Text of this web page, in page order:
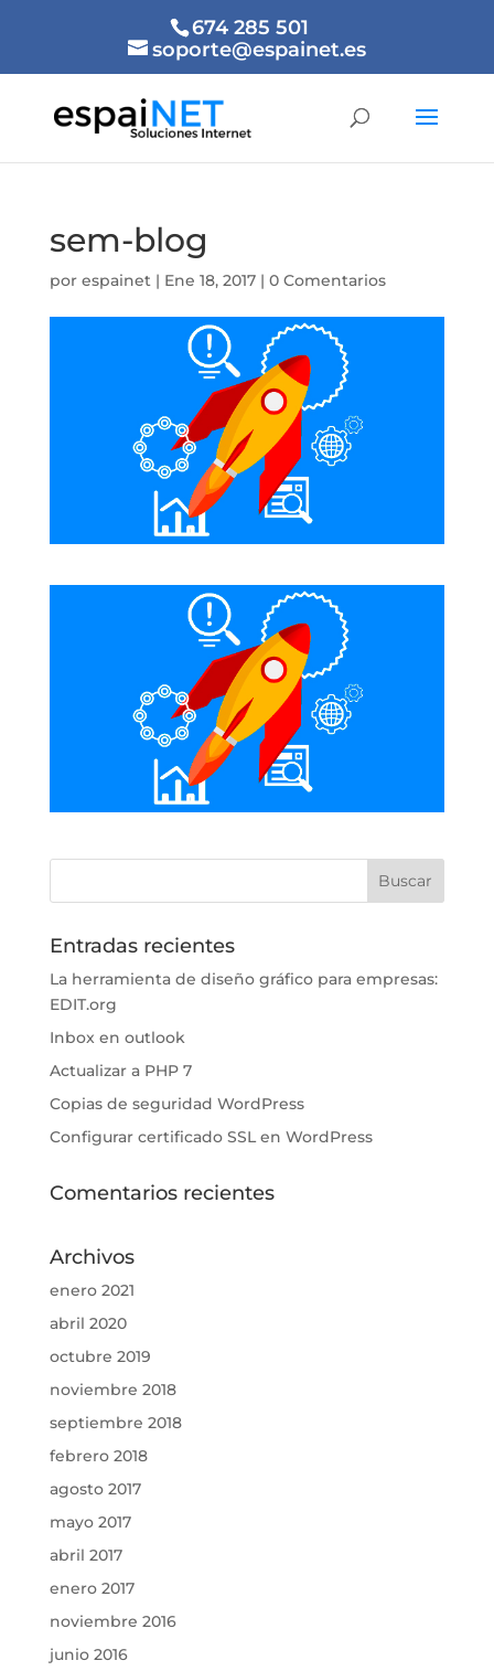
674 285 501
soporte@espainet.es
sem-blog
por espainet| Ene 18, 2017| 0 Comentarios
Entradas recientes
La herramienta de diseño gráfico para empresas:
EDIT.org
Inbox en outlook
Actualizar a PHP 7
Copias de seguridad WordPress
Configurar certificado SSL en WordPress
Comentarios recientes
Archivos
enero 2021
abril 2020
octubre 2019
noviembre 2018
septiembre 2018
febrero 2018
agosto 2017
mayo 2017
abril 2017
enero 2017
noviembre 2016
junio 2016